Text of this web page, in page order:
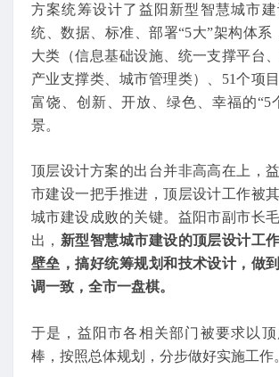
方案统筹设计了益阳新型智慧城市
统、数据、标准、部署“5大”架构体系
大类（信息基础设施、统一支撑平台
产业支撑类、城市管理类）、51个项
富饶、创新、开放、绿色、幸福的“5
景。
顶层设计方案的出台并非高高在上，
市建设一把手推进，顶层设计工作被
城市建设成败的关键。益阳市副市长
出， 新型智慧城市建设的顶层设计工
壁垒，搞好统筹规划和技术设计，做
调一致，全市一盘棋。
于是，益阳市各相关部门被要求以
棒，按照总体规划，分步做好实施工作